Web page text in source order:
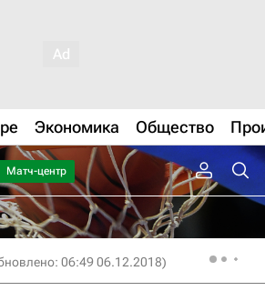
Экономика Общество
Матч-центр
06:49 06.12.2018)